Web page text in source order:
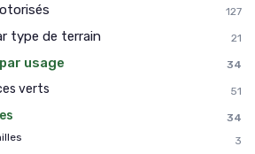
127
type de terrain 21
usage 34
verts 51
34
3